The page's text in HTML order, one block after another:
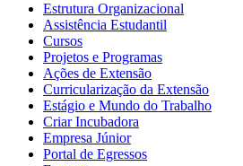
Estrutura Organizacional
Assistência Estudantil
Cursos
Projetos e Programas
Ações de Extensão
Curricularização da Extensão
Estágio e Mundo do Trabalho
Criar Incubadora
Empresa Júnior
Portal de Egressos